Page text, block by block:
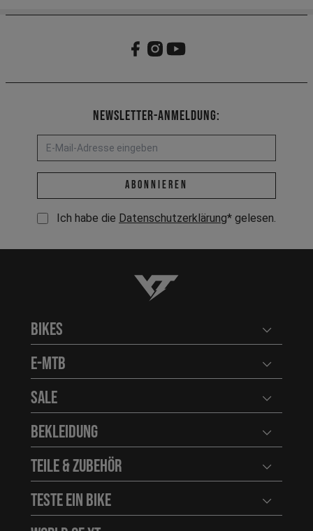
Newsletter-Anmeldung:
E-Mail-Adresse *
abonnieren
Ich habe die Datenschutzerklärung* gelesen.
YT-Industries
Bikes
E-MTB
Sale
Bekleidung
Teile & Zubehör
Teste ein Bike